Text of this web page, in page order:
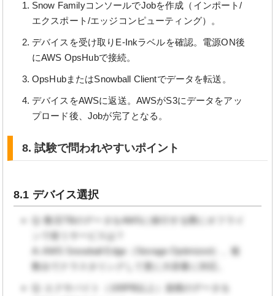
Snow FamilyコンソールでJobを作成（インポート/
エクスポート/エッジコンピューティング）。
デバイスを受け取りE-Inkラベルを確認。電源ON後
にAWS OpsHubで接続。
OpsHubまたはSnowball Clientでデータを転送。
デバイスをAWSに返送。AWSがS3にデータをアッ
プロード後、Jobが完了となる。
8. 試験で問われやすいポイント
8.1 デバイス選択
Q: 数百TBのデータをAWSに移行する際にオフライ
ンで使うサービスは？
A: AWS Snowball Edge（Storage Optimized）。複
数台でクラスタリングして更に大容量に対応。
Q: エクサバイト（100PB以上）規模のデータを